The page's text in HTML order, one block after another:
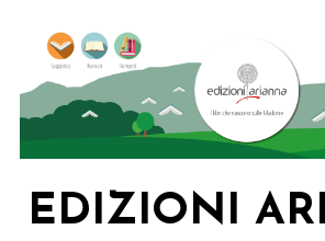
content
EDIZIONI